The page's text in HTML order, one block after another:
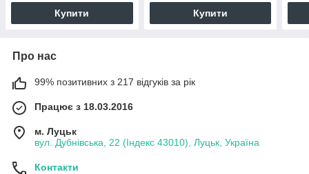
Купити Купити
Про нас
99% позитивних з 217 відгуків за рік
Працює з 18.03.2016
м. Луцьк
вул. Дубнівська, 22 (Індекс 43010), Луцьк, Україна
Контакти